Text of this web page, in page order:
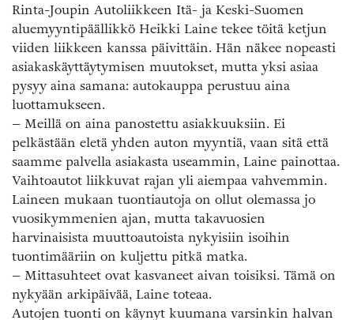
Rinta-Joupin Autoliikkeen Itä- ja Keski-Suomen
aluemyyntipäällikkö Heikki Laine tekee töitä ketjun
viiden liikkeen kanssa päivittäin. Hän näkee nopeasti
asiakaskäyttäytymisen muutokset, mutta yksi asiaa
pysyy aina samana: autokauppa perustuu aina
luottamukseen.
– Meillä on aina panostettu asiakkuuksiin. Ei
pelkästään eletä yhden auton myyntiä, vaan sitä että
saamme palvella asiakasta useammin, Laine painottaa.
Vaihtoautot liikkuvat rajan yli aiempaa vahvemmin.
Laineen mukaan tuontiautoja on ollut olemassa jo
vuosikymmenien ajan, mutta takavuosien
harvinaisista muuttoautoista nykyisiin isoihin
tuontimääriin on kuljettu pitkä matka.
– Mittasuhteet ovat kasvaneet aivan toisiksi. Tämä on
nykyään arkipäivää, Laine toteaa.
Autojen tuonti on käynyt kuumana varsinkin halvan